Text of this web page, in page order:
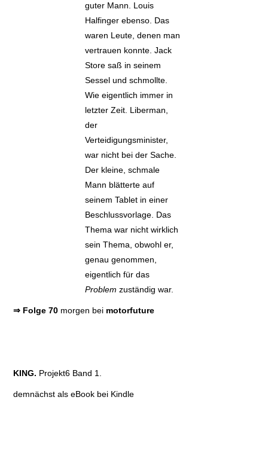
guter Mann. Louis
Halfinger ebenso. Das
waren Leute, denen man
vertrauen konnte. Jack
Store saß in seinem
Sessel und schmollte.
Wie eigentlich immer in
letzter Zeit. Liberman,
der
Verteidigungsminister,
war nicht bei der Sache.
Der kleine, schmale
Mann blätterte auf
seinem Tablet in einer
Beschlussvorlage. Das
Thema war nicht wirklich
sein Thema, obwohl er,
genau genommen,
eigentlich für das
Problem zuständig war.
⇒ Folge 70 morgen bei motorfuture
KING. Projekt6 Band 1.
demnächst als eBook bei Kindle